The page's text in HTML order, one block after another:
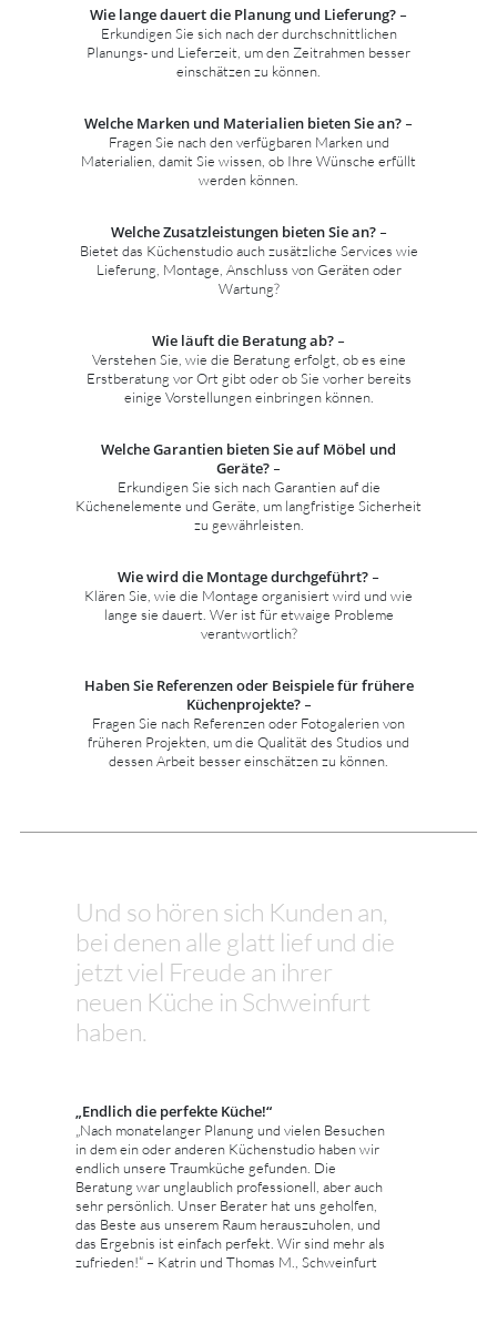
Wie lange dauert die Planung und Lieferung? –
Erkundigen Sie sich nach der durchschnittlichen
Planungs- und Lieferzeit, um den Zeitrahmen besser
einschätzen zu können.
Welche Marken und Materialien bieten Sie an? –
Fragen Sie nach den verfügbaren Marken und
Materialien, damit Sie wissen, ob Ihre Wünsche erfüllt
werden können.
Welche Zusatzleistungen bieten Sie an?–
Bietet das Küchenstudio auch zusätzliche Services wie
Lieferung, Montage, Anschluss von Geräten oder
Wartung?
Wie läuft die Beratung ab? –
Verstehen Sie, wie die Beratung erfolgt, ob es eine
Erstberatung vor Ort gibt oder ob Sie vorher bereits
einige Vorstellungen einbringen können.
Welche Garantien bieten Sie auf Möbel und
Geräte? –
Erkundigen Sie sich nach Garantien auf die
Küchenelemente und Geräte, um langfristige Sicherheit
zu gewährleisten.
Wie wird die Montage durchgeführt? –
Klären Sie, wie die Montage organisiert wird und wie
lange sie dauert. Wer ist für etwaige Probleme
verantwortlich?
Haben Sie Referenzen oder Beispiele für frühere
Küchenprojekte? –
Fragen Sie nach Referenzen oder Fotogalerien von
früheren Projekten, um die Qualität des Studios und
dessen Arbeit besser einschätzen zu können.
Und so hören sich Kunden an,
bei denen alle glatt lief und die
jetzt viel Freude an ihrer
neuen Küche in Schweinfurt
haben.
„Endlich die perfekte Küche!“
„Nach monatelanger Planung und vielen Besuchen
in dem ein oder anderen Küchenstudio haben wir
endlich unsere Traumküche gefunden. Die
Beratung war unglaublich professionell, aber auch
sehr persönlich. Unser Berater hat uns geholfen,
das Beste aus unserem Raum herauszuholen, und
das Ergebnis ist einfach perfekt. Wir sind mehr als
zufrieden!“ – Katrin und Thomas M., Schweinfurt